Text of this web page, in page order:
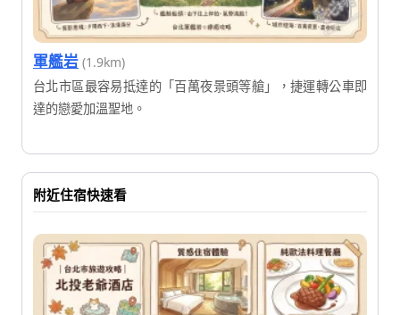
軍艦岩 (1.9km)
台北市區最容易抵達的「百萬夜景頭等艙」，捷運轉公車即
達的戀愛加溫聖地。
附近住宿快速看